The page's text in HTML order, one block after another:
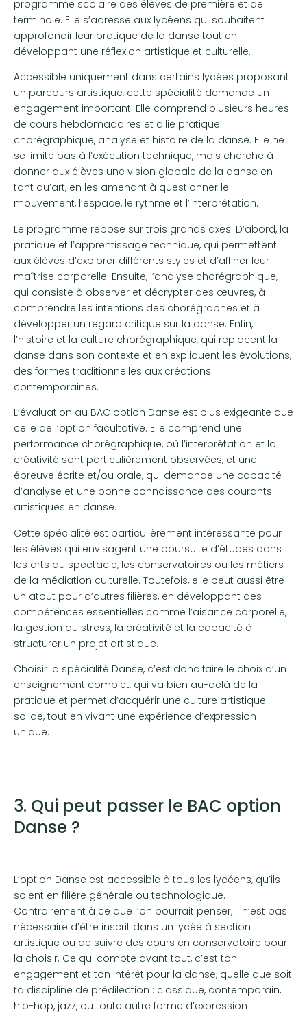
programme scolaire des élèves de première et de
terminale. Elle s’adresse aux lycéens qui souhaitent
approfondir leur pratique de la danse tout en
développant une réflexion artistique et culturelle.
Accessible uniquement dans certains lycées proposant
un parcours artistique, cette spécialité demande un
engagement important. Elle comprend plusieurs heures
de cours hebdomadaires et allie pratique
chorégraphique, analyse et histoire de la danse. Elle ne
se limite pas à l’exécution technique, mais cherche à
donner aux élèves une vision globale de la danse en
tant qu’art, en les amenant à questionner le
mouvement, l’espace, le rythme et l’interprétation.
Le programme repose sur trois grands axes. D’abord, la
pratique et l’apprentissage technique, qui permettent
aux élèves d’explorer différents styles et d’affiner leur
maîtrise corporelle. Ensuite, l’analyse chorégraphique,
qui consiste à observer et décrypter des œuvres, à
comprendre les intentions des chorégraphes et à
développer un regard critique sur la danse. Enfin,
l’histoire et la culture chorégraphique, qui replacent la
danse dans son contexte et en expliquent les évolutions,
des formes traditionnelles aux créations
contemporaines.
L’évaluation au BAC option Danse est plus exigeante que
celle de l’option facultative. Elle comprend une
performance chorégraphique, où l’interprétation et la
créativité sont particulièrement observées, et une
épreuve écrite et/ou orale, qui demande une capacité
d’analyse et une bonne connaissance des courants
artistiques en danse.
Cette spécialité est particulièrement intéressante pour
les élèves qui envisagent une poursuite d’études dans
les arts du spectacle, les conservatoires ou les métiers
de la médiation culturelle. Toutefois, elle peut aussi être
un atout pour d’autres filières, en développant des
compétences essentielles comme l’aisance corporelle,
la gestion du stress, la créativité et la capacité à
structurer un projet artistique.
Choisir la spécialité Danse, c’est donc faire le choix d’un
enseignement complet, qui va bien au-delà de la
pratique et permet d’acquérir une culture artistique
solide, tout en vivant une expérience d’expression
unique.
3. Qui peut passer le BAC option
Danse ?
L’option Danse est accessible à tous les lycéens, qu’ils
soient en filière générale ou technologique.
Contrairement à ce que l’on pourrait penser, il n’est pas
nécessaire d’être inscrit dans un lycée à section
artistique ou de suivre des cours en conservatoire pour
la choisir. Ce qui compte avant tout, c’est ton
engagement et ton intérêt pour la danse, quelle que soit
ta discipline de prédilection : classique, contemporain,
hip-hop, jazz, ou toute autre forme d’expression